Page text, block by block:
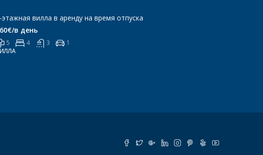
этажная вилла в аренду на время отпуска
в день
5 4 3
1